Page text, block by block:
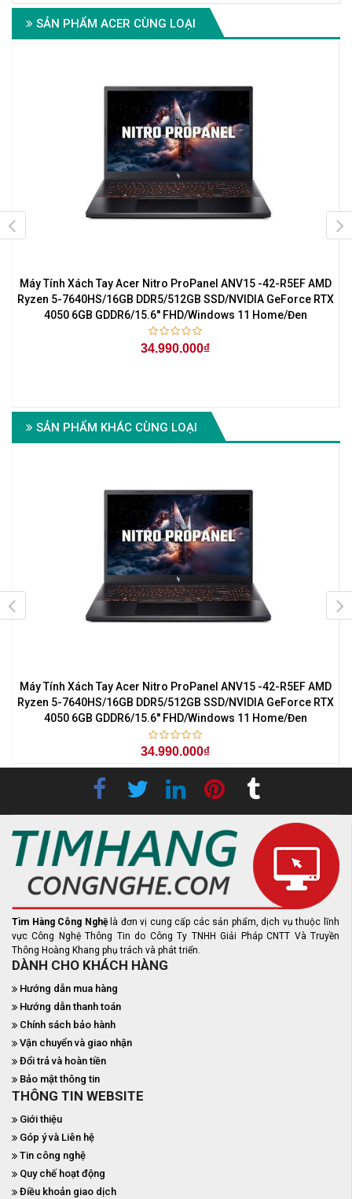
SẢN PHẨM ACER CÙNG LOẠI
Máy Tính Xách Tay Acer Nitro ProPanel ANV15 -42-R5EF AMD
Ryzen 5-7640HS/16GB DDR5/512GB SSD/NVIDIA GeForce RTX
4050 6GB GDDR6/15.6'' FHD/Windows 11 Home/Đen
34.990.000₫
SẢN PHẨM KHÁC CÙNG LOẠI
Máy Tính Xách Tay Acer Nitro ProPanel ANV15 -42-R5EF AMD
Ryzen 5-7640HS/16GB DDR5/512GB SSD/NVIDIA GeForce RTX
4050 6GB GDDR6/15.6'' FHD/Windows 11 Home/Đen
34.990.000₫
Tìm Hàng Công Nghệ là đơn vị cung cấp các sản phẩm, dịch vụ thuộc lĩnh
vực Công Nghệ Thông Tin do Công Ty TNHH Giải Pháp CNTT Và Truyền
Thông Hoàng Khang phụ trách và phát triển.
DÀNH CHO KHÁCH HÀNG
Hướng dẫn mua hàng
Hướng dẫn thanh toán
Chính sách bảo hành
Vận chuyển và giao nhận
Đổi trả và hoàn tiền
Bảo mật thông tin
THÔNG TIN WEBSITE
Giới thiệu
Góp ý và Liên hệ
Tin công nghệ
Quy chế hoạt động
Điều khoản giao dịch